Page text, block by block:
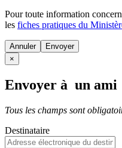
Pour toute information
les fiches pratiques du
Annuler
×
Envoyer à un ami
Tous les champs sont
Destinataire